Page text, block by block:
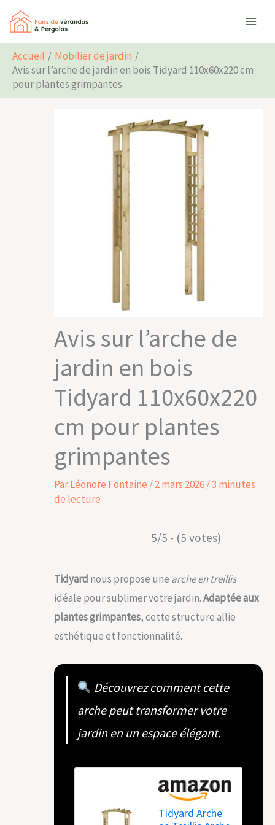
Aller
contenu
Accueil
Mobilier de jardin
Avis sur l’arche de jardin en bois Tidyard 110x60x220 cm
pour plantes grimpantes
Avis sur l’arche de
jardin en bois
Tidyard 110x60x220
cm pour plantes
grimpantes
ParLéonore Fontaine /2 mars 2026/3 minutes
de lecture
5/5 - (5 votes)
Tidyard nous propose une arche en treillis
idéale pour sublimer votre jardin.Adaptée aux
plantes grimpantes, cette structure allie
esthétique et fonctionnalité.
Découvrez comment cette
arche peut transformer votre
jardin en un espace élégant.
Tidyard Arche
Rechercher